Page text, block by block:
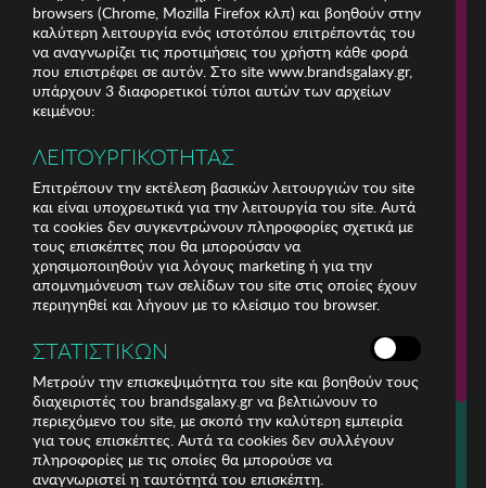
Για τηλεφωνικές παραγγελίες καλέστε
211 18 94 400
(Δευτέρα έως Παρασκευή 9:30 - 14:30 & 24ώρες Φωνητική Πύλη)
browsers (Chrome, Mozilla Firefox κλπ) και βοηθούν στην
καλύτερη λειτουργία ενός ιστοτόπου επιτρέποντάς του
να αναγνωρίζει τις προτιμήσεις του χρήστη κάθε φορά
που επιστρέφει σε αυτόν. Στο site www.brandsgalaxy.gr,
υπάρχουν 3 διαφορετικοί τύποι αυτών των αρχείων
κειμένου:
ΛΕΙΤΟΥΡΓΙΚΟΤΗΤΑΣ
Επιτρέπουν την εκτέλεση βασικών λειτουργιών του site
και είναι υποχρεωτικά για την λειτουργία του site. Αυτά
τα cookies δεν συγκεντρώνουν πληροφορίες σχετικά με
τους επισκέπτες που θα μπορούσαν να
χρησιμοποιηθούν για λόγους marketing ή για την
απομνημόνευση των σελίδων του site στις οποίες έχουν
περιηγηθεί και λήγουν με το κλείσιμο του browser.
ΣΤΑΤΙΣΤΙΚΩΝ
Μετρούν την επισκεψιμότητα του site και βοηθούν τους
διαχειριστές του brandsgalaxy.gr να βελτιώνουν το
περιεχόμενο του site, με σκοπό την καλύτερη εμπειρία
για τους επισκέπτες. Αυτά τα cookies δεν συλλέγουν
πληροφορίες με τις οποίες θα μπορούσε να
αναγνωριστεί η ταυτότητά του επισκέπτη.